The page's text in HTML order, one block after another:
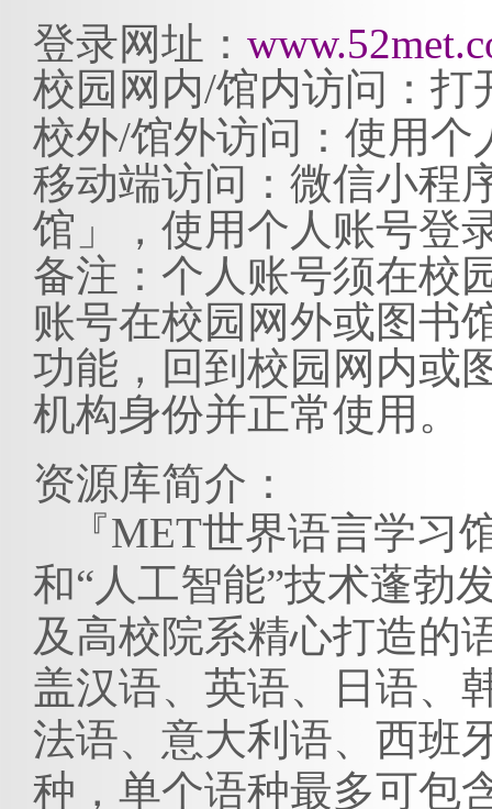
登录网址：
校园网内/馆内访问： 打
校外/馆外访问： 使用个
移动端访问：微信小程
馆」，使用个人账号登
备注：个人账号须在校
账号在校园网外或图书
功能，回到校园网内或
机构身份并正常使用。
资源库简介：
『MET世界语言学习
和“人工智能”技术蓬勃
及高校院系精心打造的
盖汉语、英语、日语、
法语、意大利语、西班
种 ， 单个语种最多可包